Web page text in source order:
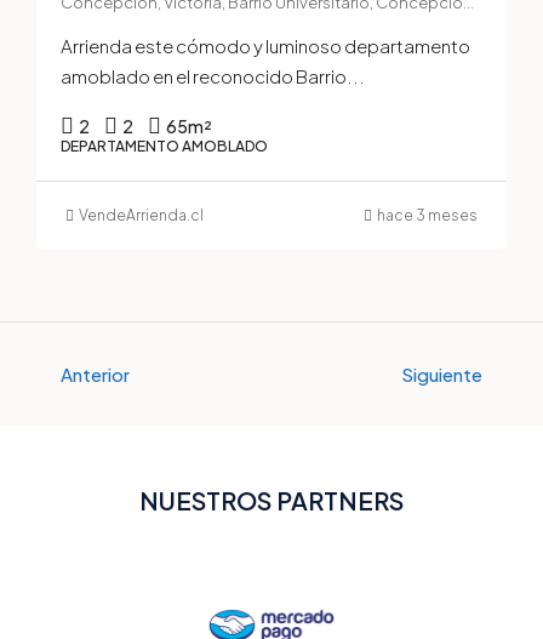
Arrienda este cómodo y luminoso departamento
amoblado en el reconocido Barrio...
2 2 65m²
DEPARTAMENTO AMOBLADO
VendeArrienda.cl hace 3 meses
Anterior Siguiente
NUESTROS PARTNERS